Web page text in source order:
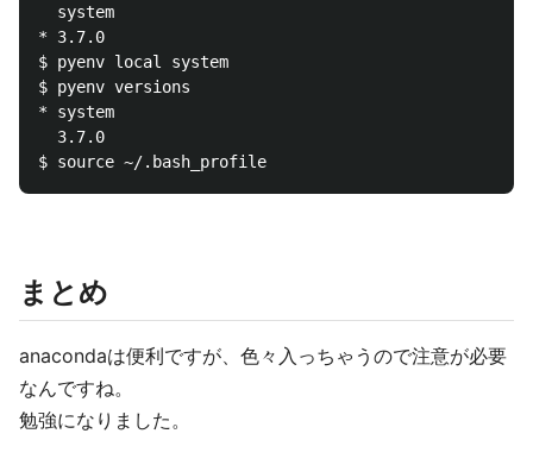
  system
* 3.7.0
$ pyenv local system
$ pyenv versions
* system
  3.7.0
まとめ
anacondaは便利ですが、色々入っちゃうので注意が必要
なんですね。
勉強になりました。